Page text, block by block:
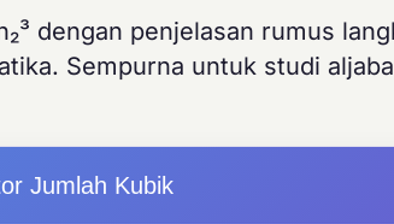
dengan penjelasan rumus
Sempurna untuk studi
Jumlah Kubik